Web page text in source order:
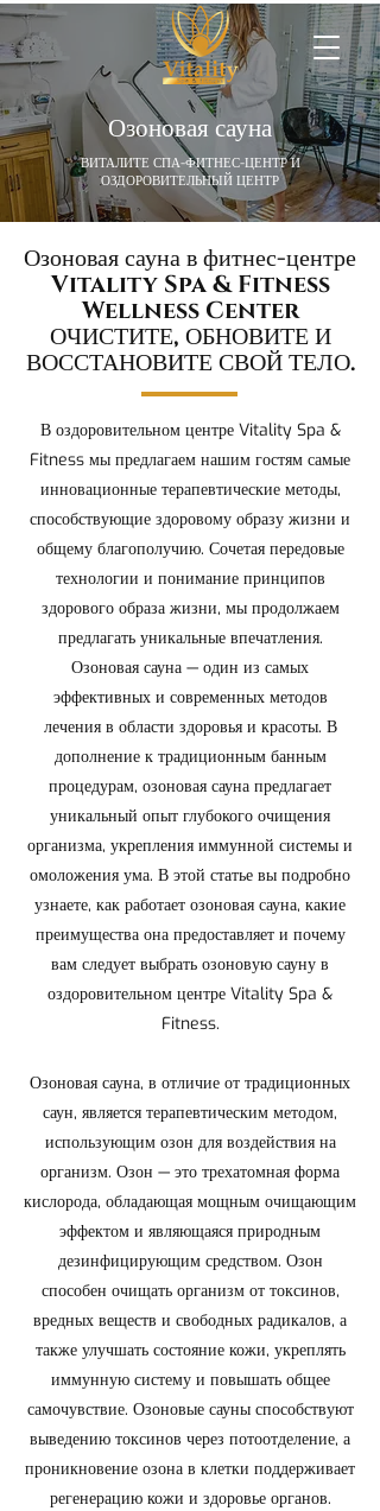
Озоновая сауна
ВИТАЛИТЕ СПА-ФИТНЕС-ЦЕНТР И
ОЗДОРОВИТЕЛЬНЫЙ ЦЕНТР
Озоновая сауна в фитнес-центре
Vitality Spa & Fitness
Wellness Center
ОЧИСТИТЕ, ОБНОВИТЕ И
ВОССТАНОВИТЕ СВОЙ ТЕЛО.
В оздоровительном центре Vitality Spa &
Fitness мы предлагаем нашим гостям самые
инновационные терапевтические методы,
способствующие здоровому образу жизни и
общему благополучию. Сочетая передовые
технологии и понимание принципов
здорового образа жизни, мы продолжаем
предлагать уникальные впечатления.
Озоновая сауна — один из самых
эффективных и современных методов
лечения в области здоровья и красоты. В
дополнение к традиционным банным
процедурам, озоновая сауна предлагает
уникальный опыт глубокого очищения
организма, укрепления иммунной системы и
омоложения ума. В этой статье вы подробно
узнаете, как работает озоновая сауна, какие
преимущества она предоставляет и почему
вам следует выбрать озоновую сауну в
оздоровительном центре Vitality Spa &
Fitness.
Озоновая сауна, в отличие от традиционных
саун, является терапевтическим методом,
использующим озон для воздействия на
организм. Озон — это трехатомная форма
кислорода, обладающая мощным очищающим
эффектом и являющаяся природным
дезинфицирующим средством. Озон
способен очищать организм от токсинов,
вредных веществ и свободных радикалов, а
также улучшать состояние кожи, укреплять
иммунную систему и повышать общее
самочувствие. Озоновые сауны способствуют
выведению токсинов через потоотделение, а
проникновение озона в клетки поддерживает
регенерацию кожи и здоровье органов.